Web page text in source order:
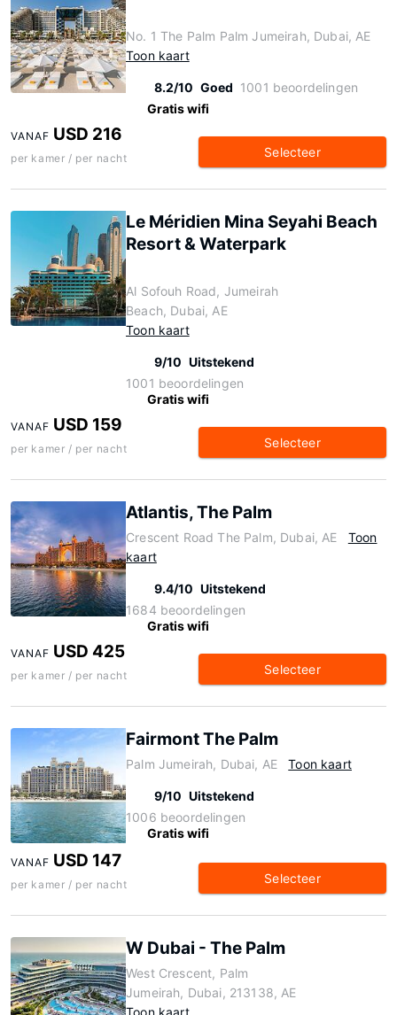
No. 1 The Palm Palm Jumeirah, Dubai, AE
Toon kaart
8.2/10 Goed 1001 beoordelingen
Gratis wifi
VANAF USD 216
per kamer / per nacht Selecteer
Le Méridien Mina Seyahi Beach
Resort & Waterpark
Al Sofouh Road, Jumeirah
Beach, Dubai, AE
Toon kaart
9/10 Uitstekend
1001 beoordelingen
Gratis wifi
VANAF USD 159
per kamer / per nacht Selecteer
Atlantis, The Palm
Crescent Road The Palm, Dubai, AE
Toon
kaart
9.4/10 Uitstekend
1684 beoordelingen
Gratis wifi
VANAF USD 425
per kamer / per nacht Selecteer
Fairmont The Palm
Palm Jumeirah, Dubai, AE Toon kaart
9/10 Uitstekend
1006 beoordelingen
Gratis wifi
VANAF USD 147
per kamer / per nacht Selecteer
W Dubai - The Palm
West Crescent, Palm
Jumeirah, Dubai, 213138, AE
Toon kaart